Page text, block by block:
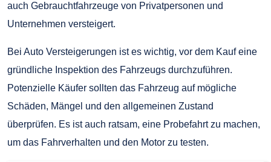
auch Gebrauchtfahrzeuge von Privatpersonen und
Unternehmen versteigert.
Bei Auto Versteigerungen ist es wichtig, vor dem Kauf eine
gründliche Inspektion des Fahrzeugs durchzuführen.
Potenzielle Käufer sollten das Fahrzeug auf mögliche
Schäden, Mängel und den allgemeinen Zustand
überprüfen. Es ist auch ratsam, eine Probefahrt zu machen,
um das Fahrverhalten und den Motor zu testen.